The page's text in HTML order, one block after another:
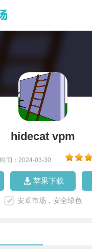
hidecat vpm
时间：2024-03-30
苹果下载
安卓市场，安全绿色